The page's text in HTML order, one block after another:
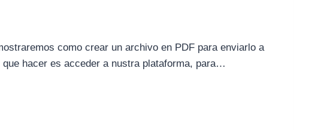
como crear un archivo en PDF para enviarlo a
hacer es acceder a nustra plataforma, para…